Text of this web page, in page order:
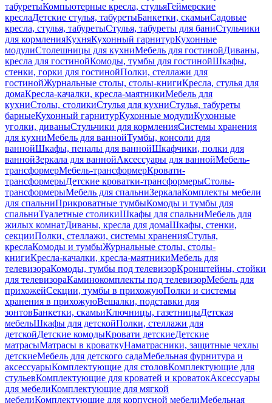
табуретыКомпьютерные кресла, стульяГеймерские
креслаДетские стулья, табуретыБанкетки, скамьиСадовые
кресла, стулья, табуретыСтулья, табуреты для баниСтульчики
для кормленияКухняКухонный гарнитурКухонные
модулиСтолешницы для кухниМебель для гостинойДиваны,
кресла для гостинойКомоды, тумбы для гостинойШкафы,
стенки, горки для гостинойПолки, стеллажи для
гостинойЖурнальные столы, столы-книгиКресла, стулья для
домаКресла-качалки, кресла-маятникиМебель для
кухниСтолы, столикиСтулья для кухниСтулья, табуреты
барныеКухонный гарнитурКухонные модулиКухонные
уголки, диваныСтульчики для кормленияСистемы хранения
для кухниМебель для ваннойТумбы, консоли для
ваннойШкафы, пеналы для ваннойШкафчики, полки для
ваннойЗеркала для ваннойАксессуары для ваннойМебель-
трансформерМебель-трансформерКровати-
трансформерыДетские кроватки-трансформерыСтолы-
трансформерыМебель для спальниЗеркалаКомплекты мебели
для спальниПрикроватные тумбыКомоды и тумбы для
спальниТуалетные столикиШкафы для спальниМебель для
жилых комнатДиваны, кресла для домаШкафы, стенки,
секцииПолки, стеллажи, системы храненияСтулья,
креслаКомоды и тумбыЖурнальные столы, столы-
книгиКресла-качалки, кресла-маятникиМебель для
телевизораКомоды, тумбы под телевизорКронштейны, стойки
для телевизораКаминокомплекты под телевизорМебель для
прихожейСекции, тумбы в прихожуюПолки и системы
хранения в прихожуюВешалки, подставки для
зонтовБанкетки, скамьиКлючницы, газетницыДетская
мебельШкафы для детскойПолки, стеллажи для
детскойДетские комодыКровати детскиеДетские
матрасыМатрасы в кроваткуНаматрасники, защитные чехлы
детскиеМебель для детского садаМебельная фурнитура и
аксессуарыКомплектующие для столовКомплектующие для
стульевКомплектующие для кроватей и кроватокАксессуары
для мебелиКомплектующие для мягкой
мебелиКомплектующие для корпусной мебелиМебельная